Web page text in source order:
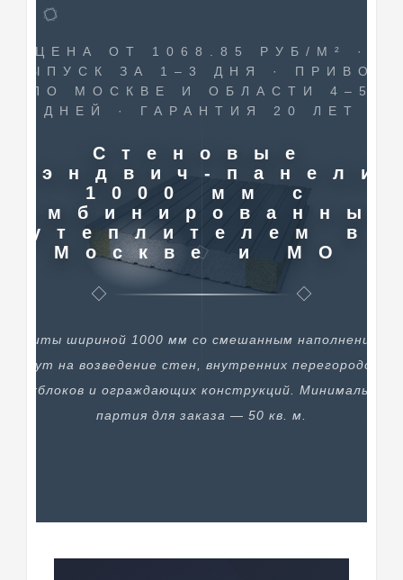
ЦЕНА ОТ 1068.85 РУБ/М² ·
ВЫПУСК ЗА 1–3 ДНЯ · ПРИВОЗ
ПО МОСКВЕ И ОБЛАСТИ 4–5
ДНЕЙ · ГАРАНТИЯ 20 ЛЕТ
Стеновые
сэндвич-панели
1000 мм с
утеплителем в
Москве и МО
Плиты шириной 1000 мм со смешанным наполнением
идут на возведение стен, внутренних перегородок,
техблоков и ограждающих конструкций. Минимальная
партия для заказа — 50 кв. м.